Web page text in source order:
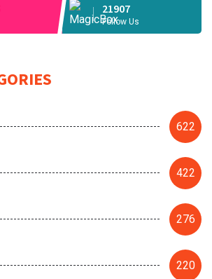
21907
Follow Us
622
422
276
220